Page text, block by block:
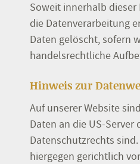
Soweit innerhalb
die Datenverarbeitung
Daten gelöscht, sofern
handelsrechtliche
Hinweis zur
Auf unserer Website
Daten an die US-
Datenschutzrechts
hiergegen gerichtlich